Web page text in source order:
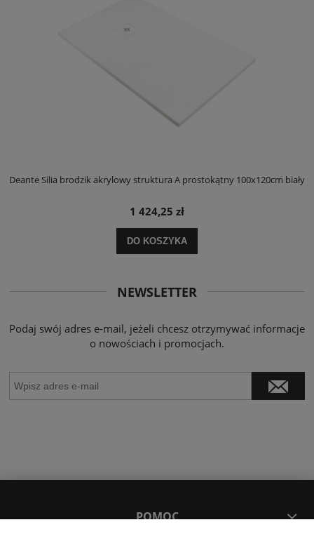
Deante Silia brodzik akrylowy struktura A prostokątny 100x120cm biały
1 424,25 zł
DO KOSZYKA
NEWSLETTER
Podaj swój adres e-mail, jeżeli chcesz otrzymywać informacje
o nowościach i promocjach.
POMOC